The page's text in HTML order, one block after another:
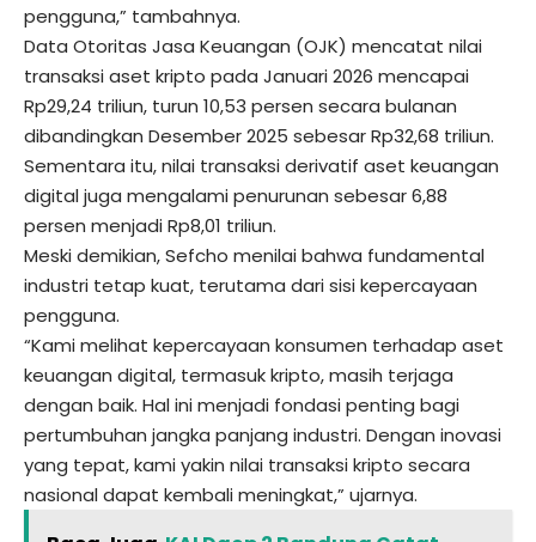
pengguna,” tambahnya.
Data Otoritas Jasa Keuangan (OJK) mencatat nilai
transaksi aset kripto pada Januari 2026 mencapai
Rp29,24 triliun, turun 10,53 persen secara bulanan
dibandingkan Desember 2025 sebesar Rp32,68 triliun.
Sementara itu, nilai transaksi derivatif aset keuangan
digital juga mengalami penurunan sebesar 6,88
persen menjadi Rp8,01 triliun.
Meski demikian, Sefcho menilai bahwa fundamental
industri tetap kuat, terutama dari sisi kepercayaan
pengguna.
“Kami melihat kepercayaan konsumen terhadap aset
keuangan digital, termasuk kripto, masih terjaga
dengan baik. Hal ini menjadi fondasi penting bagi
pertumbuhan jangka panjang industri. Dengan inovasi
yang tepat, kami yakin nilai transaksi kripto secara
nasional dapat kembali meningkat,” ujarnya.